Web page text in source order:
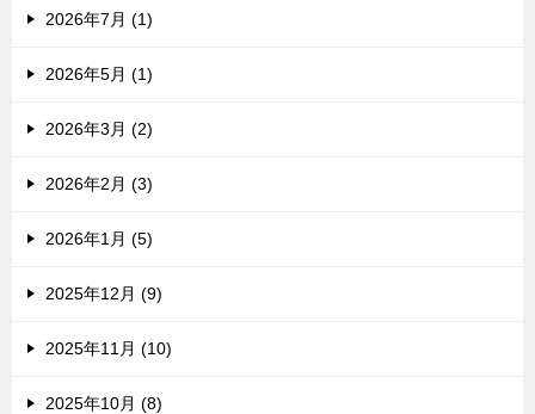
2026年7月 (1)
2026年5月 (1)
2026年3月 (2)
2026年2月 (3)
2026年1月 (5)
2025年12月 (9)
2025年11月 (10)
2025年10月 (8)